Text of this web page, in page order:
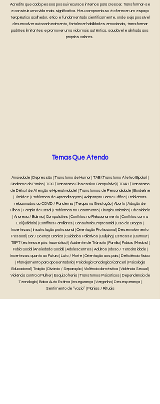
Acredito que cada pessoa possui recursos internos para crescer, transformar-se
e construir uma vida mais significativa. Meu compromisso é oferecer um espaço
terapêutico acolhedor, ético e fundamentado cientificamente, onde seja possível
desenvolver autoconhecimento, fortalecer habilidades emocionais, transformar
padrões limitantes e promover uma vida mais autêntica, saudável e alinhada aos
próprios valores.
Ansiedade | Depressão | Transtorno de Humor | TAB (Transtorno Afetivo Bipolar) |
Síndrome do Pânico | TOC (Transtorno Obsessivo Compulsivo) | TDAH (Transtorno
de Déficit de Atenção e Hiperatividade) | Transtornos de Personalidade | Borderline
| Timidez | Problemas de Aprendizagem | Adaptação Home Office | Problemas
relacionados ao COVID / Pandemia | Terapia na Gestação | Aborto | Adoção de
Filhos | Terapia de Casal | Problemas no Casamento | Cirurgia Bariátrica | Obesidade
| Anorexia / Bulimia | Compulsões | Conflitos no Relacionamento | Conflitos com a
Lei (judiciais) | Conflitos Familiares | Consultoria Empresarial | Uso de Drogas |
Incertezas | Insatisfação profissional | Orientação Profissional | Desenvolvimento
Pessoal | Dor / Doença Crônica | Cuidados Paliativos | Bullying | Estresse | Burnout |
TEPT (estresse pós traumático) | Acidente de Trânsito | Família | Fobias (Medos) |
Fobia Social (Ansiedade Social) | Adolescentes | Adultos | Idoso / Terceira idade |
Incertezas quanto ao Futuro | Luto / Morte | Orientação aos pais | Deficiência física
| Planejamento para aposentadoria | Psicologia Oncológica (câncer) | Psicologia
Educacional | Traição | Divórcio / Separação | Violência doméstica | Violência Sexual |
Violência contra a Mulher | Esquizofrenia | Transtornos Psicóticos | Dependência de
Tecnologia | Baixa Auto Estima | Insegurança | Vergonha | Desesperança |
Sentimento de “vazio” | Manias / Rituais
Temas Que Atendo